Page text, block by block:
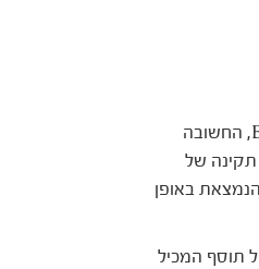
את וודאי כבר מכירה אותה, חומצה פולית, המשתייכת למשפחת הויטמינים מקבוצה B, החשובה
תקינה של
באופן
תוסף המכיל